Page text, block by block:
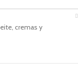
cremas y